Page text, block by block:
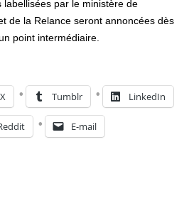
par le ministère de
de la Relance seront annoncées dès
point intermédiaire.
X Tumblr LinkedIn
E-mail